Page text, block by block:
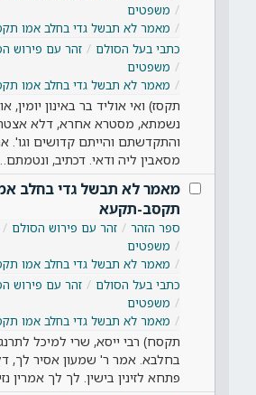
משפטים
מאמר לא תבשל גדי בחלב אמו
כתבי בעל הסולם
זהר עם פירוש
משפטים
מאמר לא תבשל גדי בחלב אמו
תקסז) ואי אוליד בר באינון יומין,
נשמתא, מסטרא אחרא, דלא
והתקדשתם והייתם קדושים וגו'.
מסאבין ליה ודאי. דכתיב, ונטמתם…
מאמר לא תבשל גדי בחלב
תקסב-תקעא
ספר הזהר זהר עם פירוש הסולם
משפטים
מאמר לא תבשל גדי בחלב אמו
כתבי בעל הסולם
זהר עם פירוש
משפטים
מאמר לא תבשל גדי בחלב אמו
תקסח) רבי ייסא, שרי למיכל
בחלבא. אמר ר' שמעון אסיר לך,
פתחא לזינין בישין. לך לך אמרין